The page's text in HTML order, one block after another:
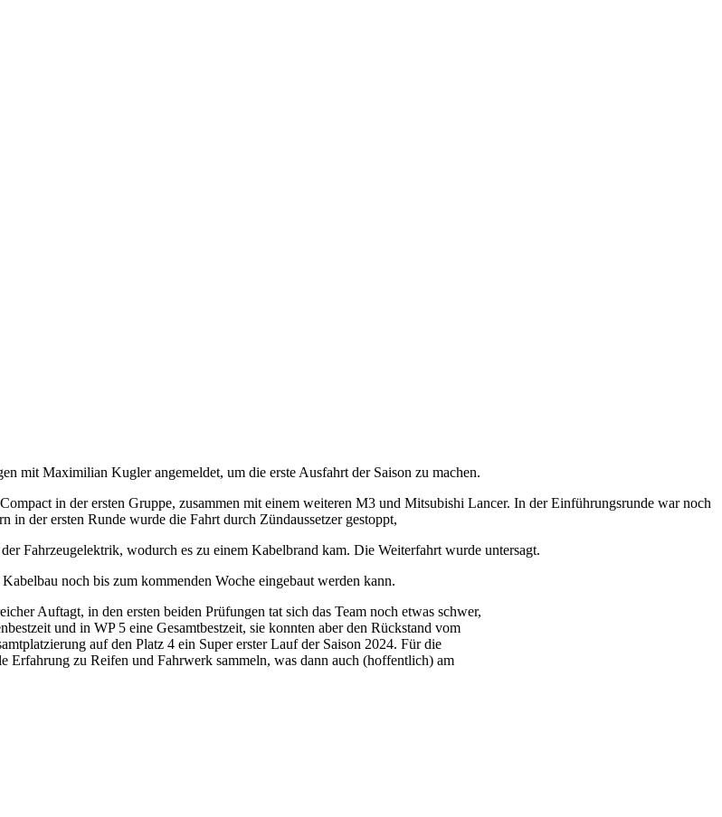
mit Maximilian Kugler angemeldet, um die erste Ausfahrt der Saison zu machen.
in der ersten Gruppe, zusammen mit einem weiteren M3 und Mitsubishi Lancer. In der Einführungsrunde war noch
in der ersten Runde wurde die Fahrt durch Zündaussetzer gestoppt,
Fahrzeugelektrik, wodurch es zu einem Kabelbrand kam. Die Weiterfahrt wurde untersagt.
noch bis zum kommenden Woche eingebaut werden kann.
Auftagt, in den ersten beiden Prüfungen tat sich das Team noch etwas schwer,
und in WP 5 eine Gesamtbestzeit, sie konnten aber den Rückstand vom
auf den Platz 4 ein Super erster Lauf der Saison 2024. Für die
Erfahrung zu Reifen und Fahrwerk sammeln, was dann auch (hoffentlich) am